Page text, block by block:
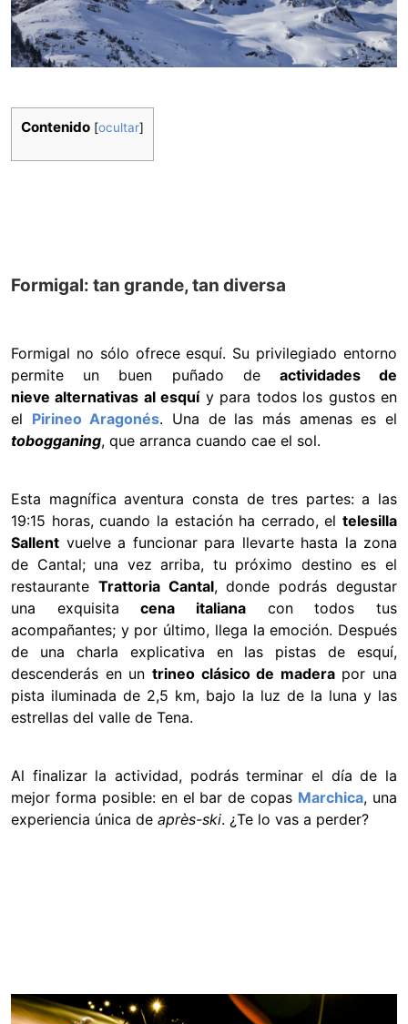
Contenido [ocultar]
Formigal: tan grande, tan diversa
Formigal no sólo ofrece esquí. Su privilegiado entorno
permite un buen puñado de actividades de
nieve alternativas al esquíy para todos los gustos en
el Pirineo Aragonés. Una de las más amenas es el
tobogganing, que arranca cuando cae el sol.
Esta magnífica aventura consta de tres partes: a las
19:15 horas, cuando la estación ha cerrado, el telesilla
Sallent vuelve a funcionar para llevarte hasta la zona
de Cantal; una vez arriba, tu próximo destino es el
restaurante Trattoria Cantal, donde podrás degustar
una exquisitacena italiana con todos tus
acompañantes; y por último, llega la emoción. Después
de una charla explicativa en las pistas de esquí,
descenderás en un trineo clásico de maderapor una
pista iluminada de 2,5 km, bajo la luz de la luna y las
estrellas del valle de Tena.
Al finalizar la actividad, podrás terminar el día de la
mejor forma posible: en el bar de copas Marchica, una
experiencia única de après-ski. ¿Te lo vas a perder?